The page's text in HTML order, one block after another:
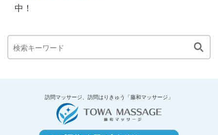
中！
訪問マッサージ、訪問はりきゅう「藤和マッサージ」